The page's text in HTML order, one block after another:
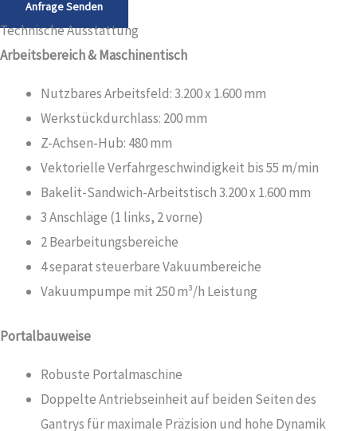
Anfrage Senden
Technische Ausstattung
Arbeitsbereich & Maschinentisch
Nutzbares Arbeitsfeld: 3.200 x 1.600 mm
Werkstückdurchlass: 200 mm
Z-Achsen-Hub: 480 mm
Vektorielle Verfahrgeschwindigkeit bis 55 m/min
Bakelit-Sandwich-Arbeitstisch 3.200 x 1.600 mm
3 Anschläge (1 links, 2 vorne)
2 Bearbeitungsbereiche
4 separat steuerbare Vakuumbereiche
Vakuumpumpe mit 250 m³/h Leistung
Portalbauweise
Robuste Portalmaschine
Doppelte Antriebseinheit auf beiden Seiten des
Gantrys für maximale Präzision und hohe Dynamik